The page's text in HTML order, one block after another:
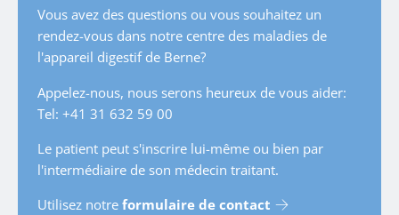
Vous avez des questions ou vous souhaitez un
rendez-vous dans notre centre des maladies de
l'appareil digestif de Berne?
Appelez-nous, nous serons heureux de vous aider:
Tel: +41 31 632 59 00
Le patient peut s'inscrire lui-même ou bien par
l'intermédiaire de son médecin traitant.
Utilisez notre formulaire de contact